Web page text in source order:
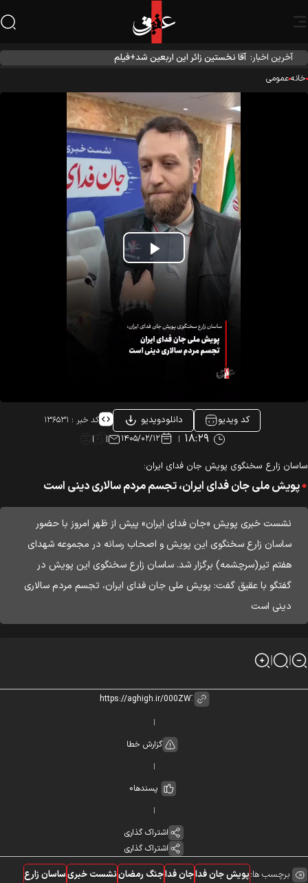
آخرین اخبار: آقا نخستین زائر این اربعین شد+فیلم
عمومی
Play
Video
کد ویدیو دانلودویدیو کد خبر : ۱۳۶۵۳۱
۱۸:۲۹ ۱۴۰۵/۰۲/۱۲
زارع سخنگوی پویش جان فدای ایران:
پویش ملی جان فدای ایران، تجسم مردم سالاری دینی است
نشست خبری پویش «جان فدای ایران» پیش از ظهر امروز با حضور
ساسان زارع سخنگوی این پویش و اصحاب رسانه در مجموعه شهدای
هفتم تیر(سرچشمه) برگزار شد. ساسان زارع سخنگوی این پویش در
گفتگو با عقیق گفت: پویش ملی جان فدای ایران، تجسم مردم سالاری
دینی است
گزارش خطا
پسندها0
اشتراک گذاری
اشتراک گذاری
برچسب ها:پویش جان فداجان فداجنگ رمضاننشست خبریساسان زارع